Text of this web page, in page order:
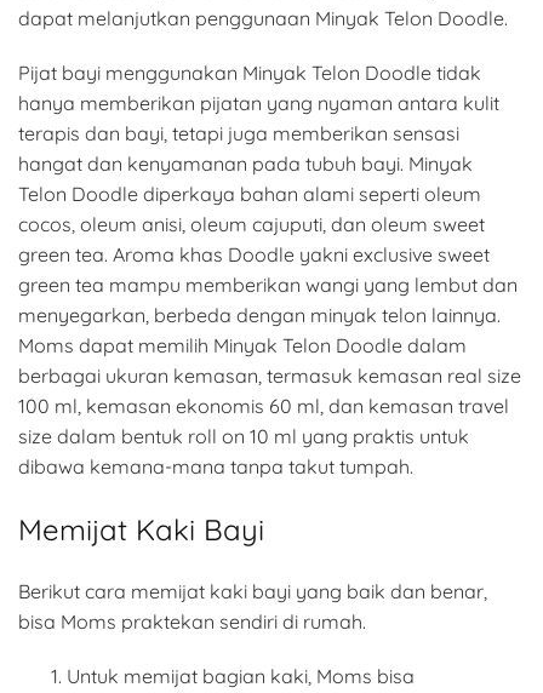
dapat melanjutkan penggunaan Minyak Telon Doodle.
Pijat bayi menggunakan Minyak Telon Doodle tidak
hanya memberikan pijatan yang nyaman antara kulit
terapis dan bayi, tetapi juga memberikan sensasi
hangat dan kenyamanan pada tubuh bayi. Minyak
Telon Doodle diperkaya bahan alami seperti oleum
cocos, oleum anisi, oleum cajuputi, dan oleum sweet
green tea. Aroma khas Doodle yakni exclusive sweet
green tea mampu memberikan wangi yang lembut dan
menyegarkan, berbeda dengan minyak telon lainnya.
Moms dapat memilih Minyak Telon Doodle dalam
berbagai ukuran kemasan, termasuk kemasan real size
100 ml, kemasan ekonomis 60 ml, dan kemasan travel
size dalam bentuk roll on 10 ml yang praktis untuk
dibawa kemana-mana tanpa takut tumpah.
Memijat Kaki Bayi
Berikut cara memijat kaki bayi yang baik dan benar,
bisa Moms praktekan sendiri di rumah.
Untuk memijat bagian kaki, Moms bisa